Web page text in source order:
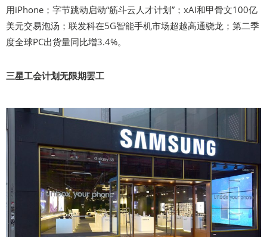
用iPhone；字节跳动启动“筋斗云人才计划”；xAI和甲骨文100亿
美元交易泡汤；联发科在5G智能手机市场超越高通骁龙；第二季
度全球PC出货量同比增3.4%。
三星工会计划无限期罢工